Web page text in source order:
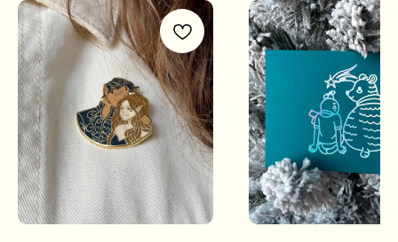
Контакты для связи